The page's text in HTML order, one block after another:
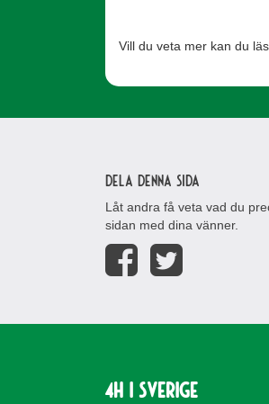
Vill du veta mer kan du
Dela denna sida
Låt andra få veta vad du
sidan med dina vänner.
4H i Sverige